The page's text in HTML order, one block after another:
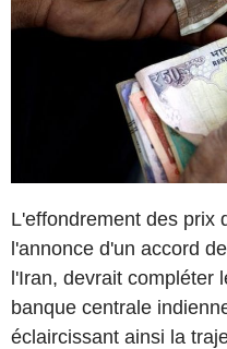
L'effondrement des prix
l'annonce d'un accord
l'Iran, devrait compléter
banque centrale
éclaircissant ainsi la